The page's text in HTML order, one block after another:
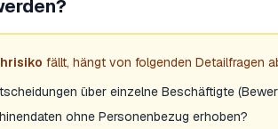
fällt, hängt von folgenden Detailfragen
über einzelne Beschäftigte
ohne Personenbezug erhoben?